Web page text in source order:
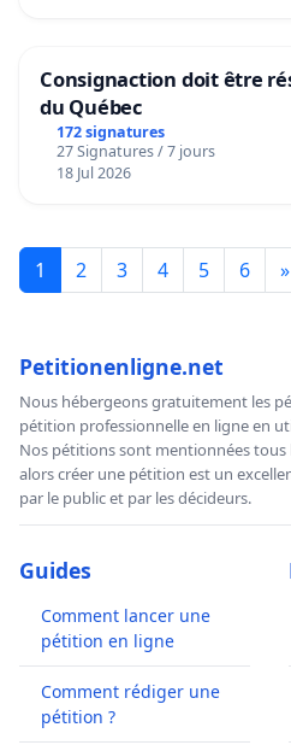
Consignaction doit être
du Québec
172 signatures
27 Signatures / 7 jours
18 Jul 2026
1 2 3 4 5 6 »
Petitionenligne.net
Nous hébergeons gratuitement les
pétition professionnelle en ligne en
Nos pétitions sont mentionnées tous
alors créer une pétition est un
par le public et par les décideurs.
Guides
Comment lancer une
pétition en ligne
Comment rédiger une
pétition ?